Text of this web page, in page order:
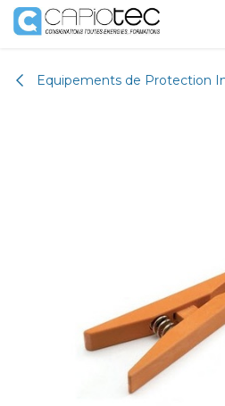
Se rendre au contenu
Equipements de Protection